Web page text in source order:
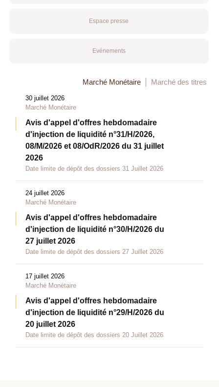
Espace presse
Evénements
Marché Monétaire Marché des titres
30 juillet 2026
Marché Monétaire
Avis d'appel d'offres hebdomadaire
d'injection de liquidité n°31/H/2026,
08/M/2026 et 08/OdR/2026 du 31 juillet
2026
Date limite de dépôt des dossiers 31 Juillet 2026
24 juillet 2026
Marché Monétaire
Avis d'appel d'offres hebdomadaire
d'injection de liquidité n°30/H/2026 du
27 juillet 2026
Date limite de dépôt des dossiers 27 Juillet 2026
17 juillet 2026
Marché Monétaire
Avis d'appel d'offres hebdomadaire
d'injection de liquidité n°29/H/2026 du
20 juillet 2026
Date limite de dépôt des dossiers 20 Juillet 2026